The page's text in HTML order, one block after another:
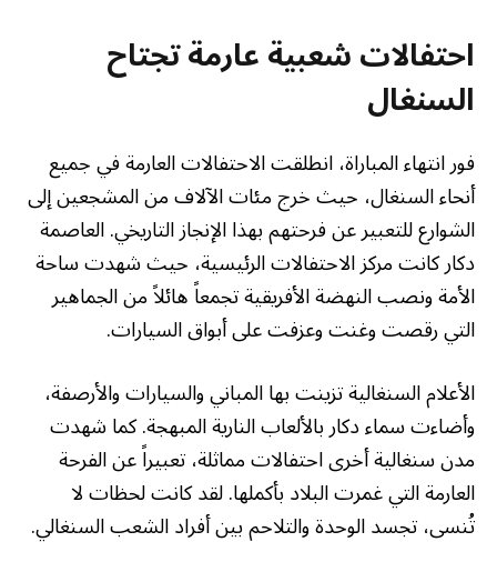
احتفالات شعبية عارمة تجتاح
السنغال
فور انتهاء المباراة، انطلقت الاحتفالات العارمة في جميع
أنحاء السنغال، حيث خرج مئات الآلاف من المشجعين إلى
الشوارع للتعبير عن فرحتهم بهذا الإنجاز التاريخي. العاصمة
دكار كانت مركز الاحتفالات الرئيسية، حيث شهدت ساحة
الأمة ونصب النهضة الأفريقية تجمعاً هائلاً من الجماهير
التي رقصت وغنت وعزفت على أبواق السيارات.
الأعلام السنغالية تزينت بها المباني والسيارات والأرصفة،
وأضاءت سماء دكار بالألعاب النارية المبهجة. كما شهدت
مدن سنغالية أخرى احتفالات مماثلة، تعبيراً عن الفرحة
العارمة التي غمرت البلاد بأكملها. لقد كانت لحظات لا
تُنسى، تجسد الوحدة والتلاحم بين أفراد الشعب السنغالي.